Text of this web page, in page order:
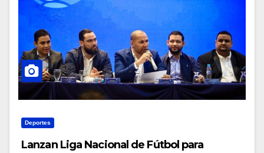
Deportes
Lanzan Liga Nacional de Fútbol para